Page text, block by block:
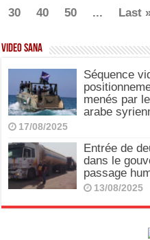
30
40 50 ... Last
Video SANA
Séquence
menés par
arabe
17/08/2025
Entrée de
dans le
passage
13/08/2025